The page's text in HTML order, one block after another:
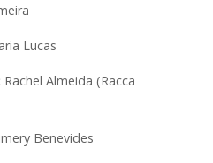
Lucas
Rachel Almeida (Racca
Benevides